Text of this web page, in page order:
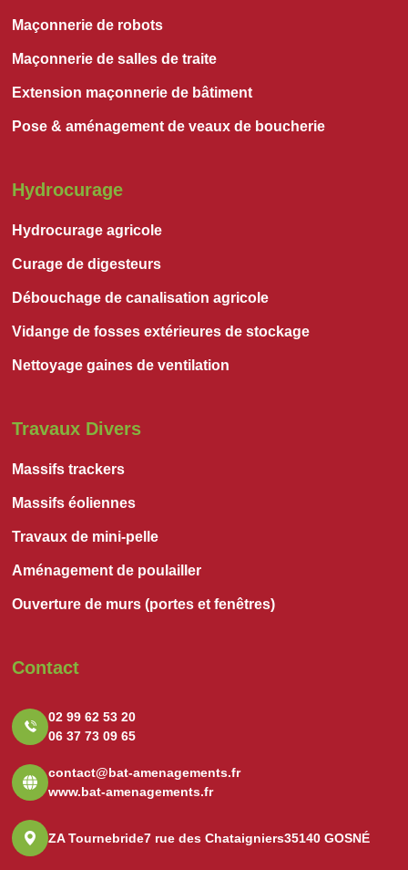
Maçonnerie de robots
Maçonnerie de salles de traite
Extension maçonnerie de bâtiment
Pose & aménagement de veaux de boucherie
Hydrocurage
Hydrocurage agricole
Curage de digesteurs
Débouchage de canalisation agricole
Vidange de fosses extérieures de stockage
Nettoyage gaines de ventilation
Travaux Divers
Massifs trackers
Massifs éoliennes
Travaux de mini-pelle
Aménagement de poulailler
Ouverture de murs (portes et fenêtres)
Contact
02 99 62 53 20
06 37 73 09 65
contact@bat-amenagements.fr
www.bat-amenagements.fr
ZA Tournebride7 rue des Chataigniers35140 GOSNÉ